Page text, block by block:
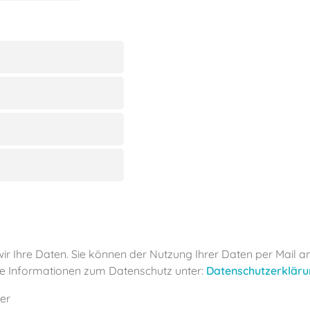
Ihre Daten. Sie können der Nutzung Ihrer Daten per Mail
Informationen zum Datenschutz unter: